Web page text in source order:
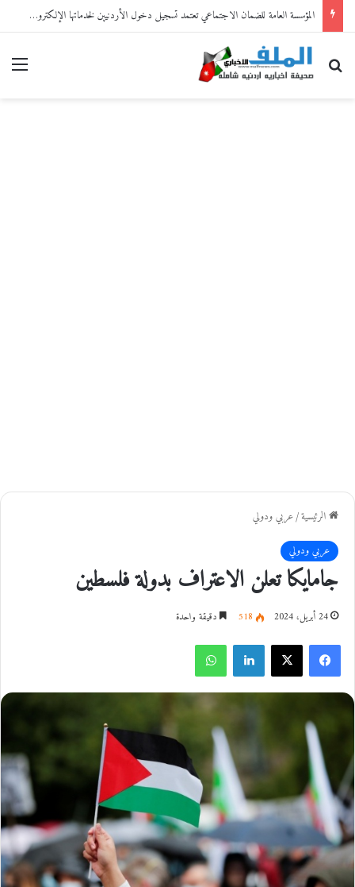
المؤسسة العامة للضمان الاجتماعي تعتمد تسجيل دخول الأردنيين لخدماتها الإلكترونية من خلال “سند”
بحث عن
الرئيسية/عربي ودولي
عربي ودولي
جامايكا تعلن الاعتراف بدولة فلسطين
24 أبريل، 2024 518 دقيقة واحدة
فيسبوك